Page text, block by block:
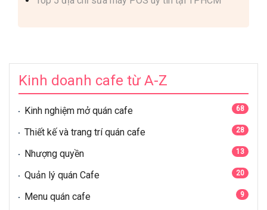
Kinh doanh cafe từ A-Z
Kinh nghiệm mở quán cafe 68
Thiết kế và trang trí quán cafe 28
Nhượng quyền 13
Quản lý quán Cafe 20
Menu quán cafe 9